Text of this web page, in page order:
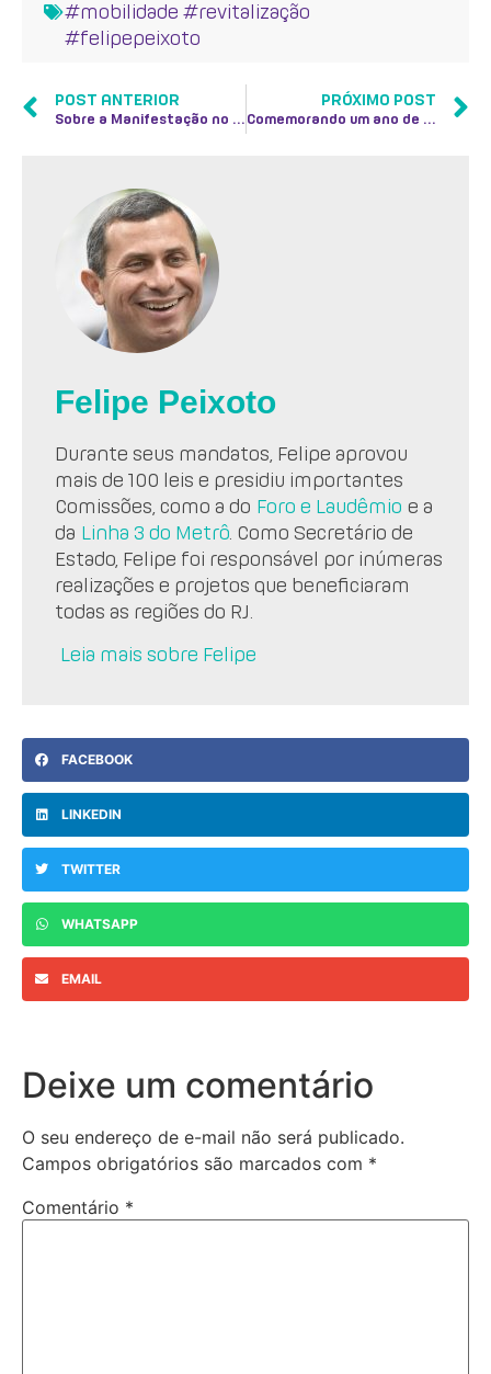
#mobilidade #revitalização
#felipepeixoto
POST ANTERIOR
Sobre a Manifestação no Preventório
PRÓXIMO POST
Comemorando um ano de assessoria para ‘Cidades Inteligentes’
Felipe Peixoto
Durante seus mandatos, Felipe aprovou
mais de 100 leis e presidiu importantes
Comissões, como a do Foro e Laudêmio e a
da Linha 3 do Metrô . Como Secretário de
Estado, Felipe foi responsável por inúmeras
realizações e projetos que beneficiaram
todas as regiões do RJ.
Leia mais sobre Felipe
FACEBOOK
LINKEDIN
TWITTER
WHATSAPP
EMAIL
Deixe um comentário
O seu endereço de e-mail não será publicado.
Campos obrigatórios são marcados com *
Comentário *